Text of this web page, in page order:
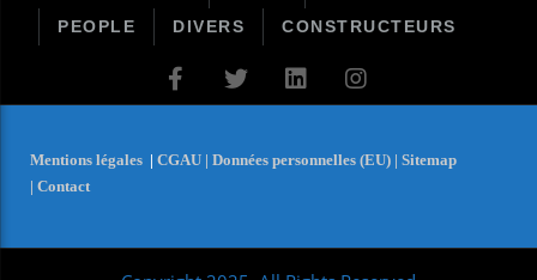
PEOPLE
DIVERS CONSTRUCTEURS
Mentions légales | CGAU | Données personnelles (EU) | Sitemap
| Contact